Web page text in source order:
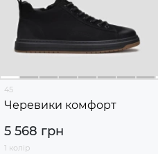
45
Черевики комфорт
5 568 грн
1 колір